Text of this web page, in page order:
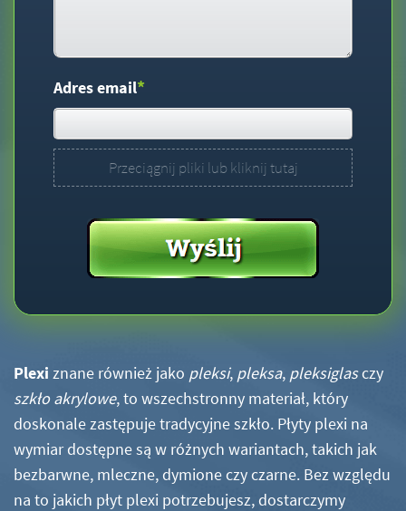
Adres email*
Przeciągnij pliki lub kliknij tutaj
Plexi znane również jako pleksi, pleksa, pleksiglasczy
szkło akrylowe, to wszechstronny materiał, który
doskonale zastępuje tradycyjne szkło. Płyty plexi na
wymiar dostępne są w różnych wariantach, takich jak
bezbarwne, mleczne, dymione czy czarne. Bez względu
na to jakich płyt plexi potrzebujesz, dostarczymy